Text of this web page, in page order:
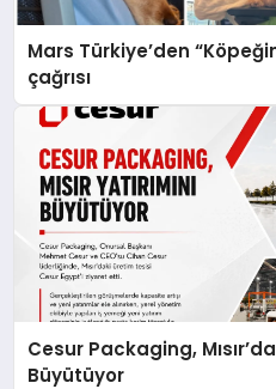
Mars Türkiye’den
çağrısı
Cesur Packaging,
Büyütüyor